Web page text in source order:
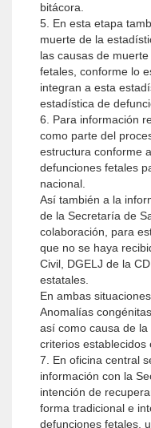
bitácora.
5. En esta etapa
muerte de la
las causas de
fetales, conforme lo
integran a esta
estadística de
6. Para información
como parte del
estructura conforme
defunciones fetales
nacional.
Así también a la
de la Secretaría de
colaboración, para
que no se haya
Civil, DGELJ de la
estatales.
En ambas
Anomalías
así como causa de
criterios establecidos
7. En oficina central
información con la
intención de
forma tradicional e
defunciones fetales,